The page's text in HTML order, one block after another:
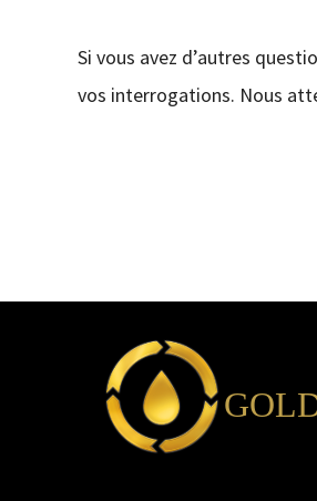
Si vous avez d’autres
vos interrogations. Nous